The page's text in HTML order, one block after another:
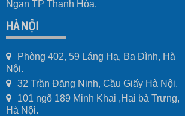
Ngạn TP Thanh Hóa.
HÀ NỘI
Phòng 402, 59 Láng Hạ, Ba Đình, Hà
Nội.
32 Trần Đăng Ninh, Cầu Giấy Hà Nội.
101 ngõ 189 Minh Khai ,Hai bà Trưng,
Hà Nội.